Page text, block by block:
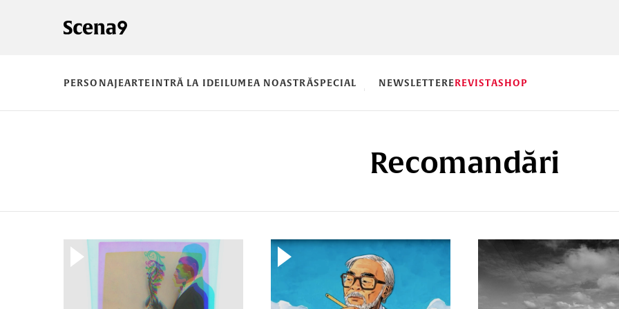
PERSONAJEARTEINTRĂ LA IDEILUMEA NOASTRĂSPECIAL NEWSLETTEREREVISTASHOP
Recomandări